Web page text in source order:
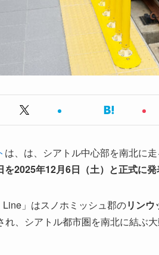
は、は、シアトル中心部を南北に
を2025年12月6日（土）と正式に
」はスノホミッシュ郡のリン
れ、シアトル都市圏を南北に結ぶ